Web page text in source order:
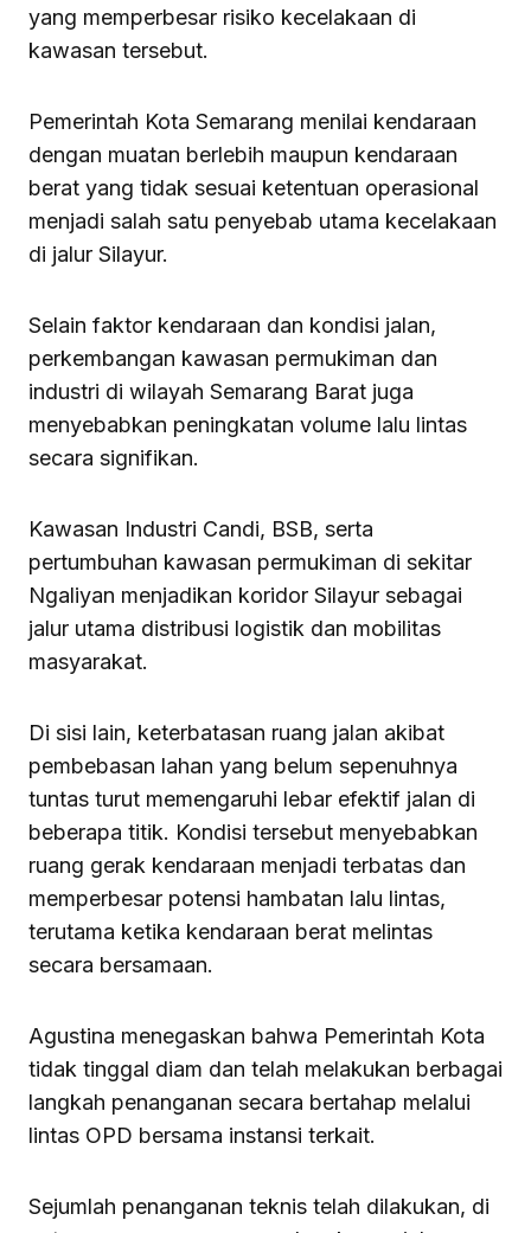
yang memperbesar risiko kecelakaan di
kawasan tersebut.
Pemerintah Kota Semarang menilai kendaraan
dengan muatan berlebih maupun kendaraan
berat yang tidak sesuai ketentuan operasional
menjadi salah satu penyebab utama kecelakaan
di jalur Silayur.
Selain faktor kendaraan dan kondisi jalan,
perkembangan kawasan permukiman dan
industri di wilayah Semarang Barat juga
menyebabkan peningkatan volume lalu lintas
secara signifikan.
Kawasan Industri Candi, BSB, serta
pertumbuhan kawasan permukiman di sekitar
Ngaliyan menjadikan koridor Silayur sebagai
jalur utama distribusi logistik dan mobilitas
masyarakat.
Di sisi lain, keterbatasan ruang jalan akibat
pembebasan lahan yang belum sepenuhnya
tuntas turut memengaruhi lebar efektif jalan di
beberapa titik. Kondisi tersebut menyebabkan
ruang gerak kendaraan menjadi terbatas dan
memperbesar potensi hambatan lalu lintas,
terutama ketika kendaraan berat melintas
secara bersamaan.
Agustina menegaskan bahwa Pemerintah Kota
tidak tinggal diam dan telah melakukan berbagai
langkah penanganan secara bertahap melalui
lintas OPD bersama instansi terkait.
Sejumlah penanganan teknis telah dilakukan, di